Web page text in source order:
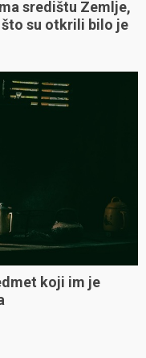
središtu Zemlje,
su otkrili bilo je
koji im je